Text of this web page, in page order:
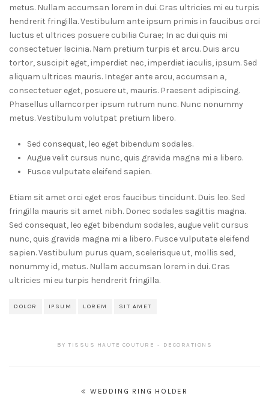
metus. Nullam accumsan lorem in dui. Cras ultricies mi eu turpis
hendrerit fringilla. Vestibulum ante ipsum primis in faucibus orci
luctus et ultrices posuere cubilia Curae; In ac dui quis mi
consectetuer lacinia. Nam pretium turpis et arcu. Duis arcu
tortor, suscipit eget, imperdiet nec, imperdiet iaculis, ipsum. Sed
aliquam ultrices mauris. Integer ante arcu, accumsan a,
consectetuer eget, posuere ut, mauris. Praesent adipiscing.
Phasellus ullamcorper ipsum rutrum nunc. Nunc nonummy
metus. Vestibulum volutpat pretium libero.
Sed consequat, leo eget bibendum sodales.
Augue velit cursus nunc, quis gravida magna mi a libero.
Fusce vulputate eleifend sapien.
Etiam sit amet orci eget eros faucibus tincidunt. Duis leo. Sed
fringilla mauris sit amet nibh. Donec sodales sagittis magna.
Sed consequat, leo eget bibendum sodales, augue velit cursus
nunc, quis gravida magna mi a libero. Fusce vulputate eleifend
sapien. Vestibulum purus quam, scelerisque ut, mollis sed,
nonummy id, metus. Nullam accumsan lorem in dui. Cras
ultricies mi eu turpis hendrerit fringilla.
DOLOR IPSUM LOREM SIT AMET
BYTISSUS HAUTE COUTURE DECORATIONS
WEDDING RING HOLDER